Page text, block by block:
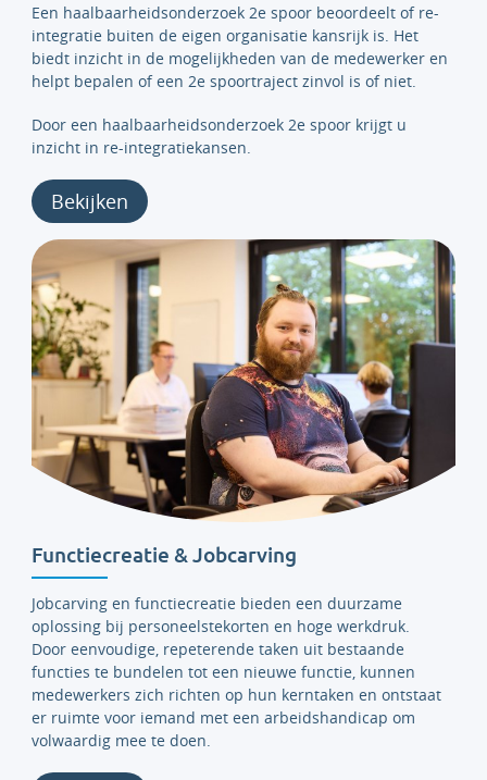
Een haalbaarheidsonderzoek 2e spoor beoordeelt of re-
integratie buiten de eigen organisatie kansrijk is. Het
biedt inzicht in de mogelijkheden van de medewerker en
helpt bepalen of een 2e spoortraject zinvol is of niet.
Door een haalbaarheidsonderzoek 2e spoor krijgt u
inzicht in re-integratiekansen.
Bekijken
Functiecreatie & Jobcarving
Jobcarving en functiecreatie bieden een duurzame
oplossing bij personeelstekorten en hoge werkdruk.
Door eenvoudige, repeterende taken uit bestaande
functies te bundelen tot een nieuwe functie, kunnen
medewerkers zich richten op hun kerntaken en ontstaat
er ruimte voor iemand met een arbeidshandicap om
volwaardig mee te doen.